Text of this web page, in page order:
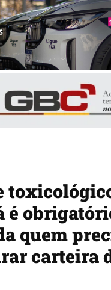
é
quem
carteira